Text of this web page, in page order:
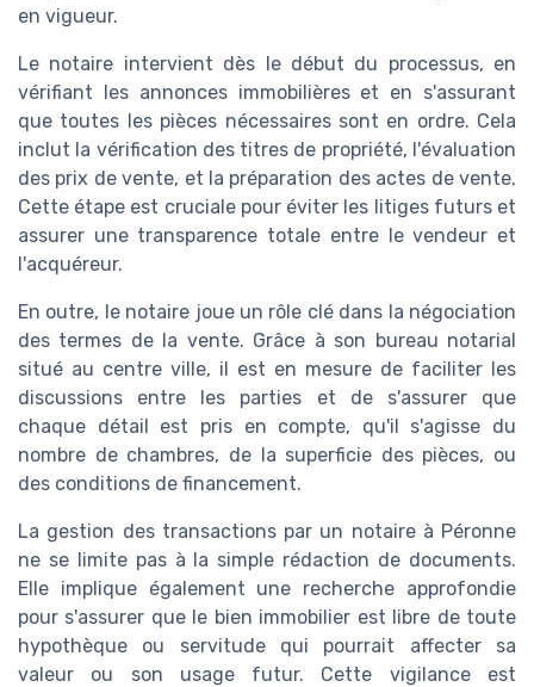
en vigueur.
Le notaire intervient dès le début du processus, en
vérifiant les annonces immobilières et en s'assurant
que toutes les pièces nécessaires sont en ordre. Cela
inclut la vérification des titres de propriété, l'évaluation
des prix de vente, et la préparation des actes de vente.
Cette étape est cruciale pour éviter les litiges futurs et
assurer une transparence totale entre le vendeur et
l'acquéreur.
En outre, le notaire joue un rôle clé dans la négociation
des termes de la vente. Grâce à son bureau notarial
situé au centre ville, il est en mesure de faciliter les
discussions entre les parties et de s'assurer que
chaque détail est pris en compte, qu'il s'agisse du
nombre de chambres, de la superficie des pièces, ou
des conditions de financement.
La gestion des transactions par un notaire à Péronne
ne se limite pas à la simple rédaction de documents.
Elle implique également une recherche approfondie
pour s'assurer que le bien immobilier est libre de toute
hypothèque ou servitude qui pourrait affecter sa
valeur ou son usage futur. Cette vigilance est